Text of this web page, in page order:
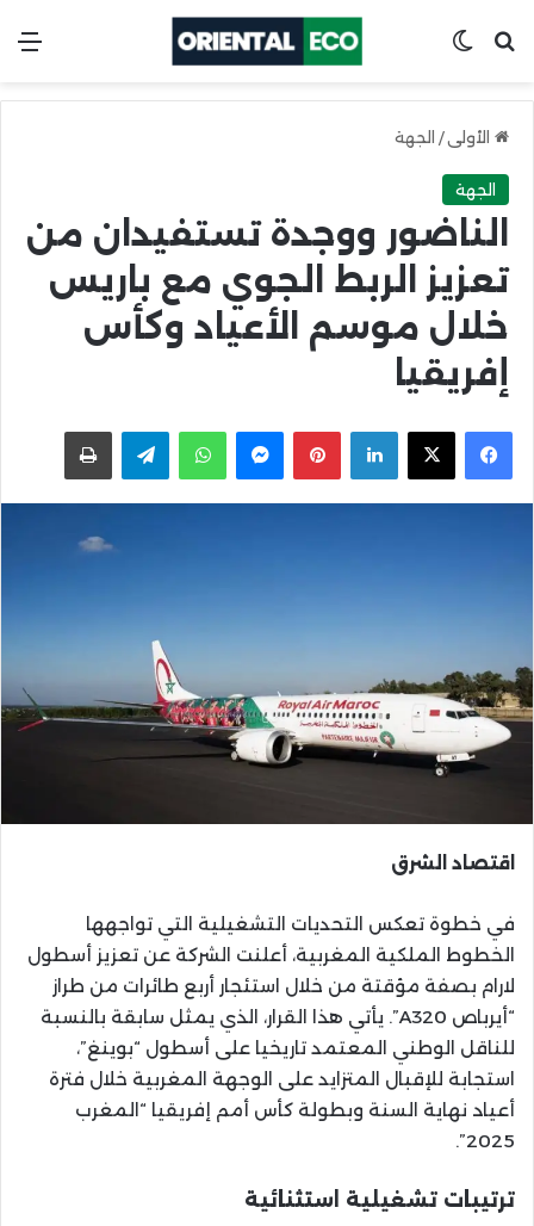
ابحث عنSwitch skin
الأولى / الجهة
الجهة
الناضور ووجدة تستفيدان من
تعزيز الربط الجوي مع باريس
خلال موسم الأعياد وكأس
إفريقيا
Facebook
X
LinkedIn
Pinterest
Messenger
WhatsApp
Telegramاطبعها
اقتصاد الشرق
في خطوة تعكس التحديات التشغيلية التي تواجهها
الخطوط الملكية المغربية، أعلنت الشركة عن تعزيز أسطول
لارام بصفة مؤقتة من خلال استئجار أربع طائرات من طراز
“أيرباص A320”. يأتي هذا القرار، الذي يمثل سابقة بالنسبة
للناقل الوطني المعتمد تاريخيا على أسطول “بوينغ”،
استجابة للإقبال المتزايد على الوجهة المغربية خلال فترة
أعياد نهاية السنة وبطولة كأس أمم إفريقيا “المغرب
2025”.
ترتيبات تشغيلية استثنائية